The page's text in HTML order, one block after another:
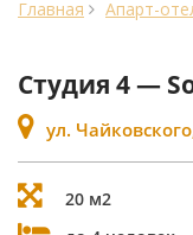
Главная Апарт-
Студия 4 —
ул.
20 м2